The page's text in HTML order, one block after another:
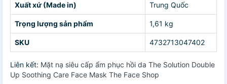
Xuất xứ (Made in) Trung Quốc
Trọng lượng sản phẩm 1,61 kg
SKU 4732713047402
Liên kết: Mặt nạ siêu cấp ẩm phục hồi da The Solution Double
Up Soothing Care Face Mask The Face Shop